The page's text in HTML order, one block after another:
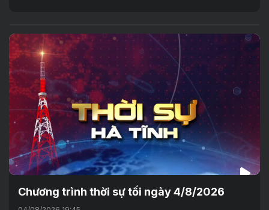
Chương trình thời sự tối ngày 4/8/2026